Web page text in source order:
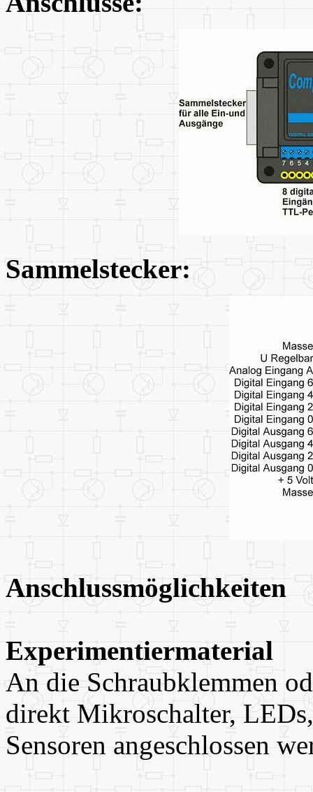
Sammelstecker:
Anschlussmöglichkeiten
Experimentiermaterial
An die Schraubklemmen
direkt Mikroschalter,
Sensoren angeschlossen